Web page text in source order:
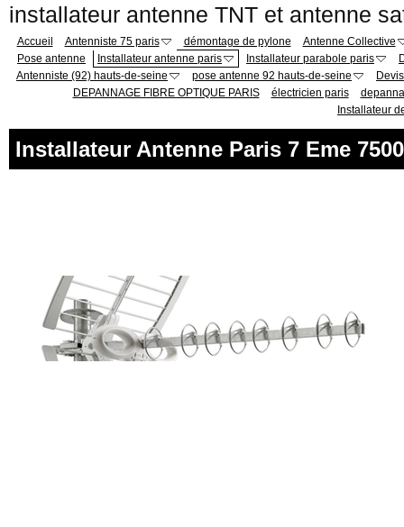
installateur antenne TNT
Accueil Antenniste 75 paris démontage de pylone
Antenne Collective
Pose antenne
Installateur antenne paris Installateur parabole paris
Antenniste (92) hauts-de-seine
pose antenne 92 hauts-de-seine
DEPANNAGE FIBRE OPTIQUE PARIS
électricien paris
Installateur
Installateur Antenne Paris 7 Eme